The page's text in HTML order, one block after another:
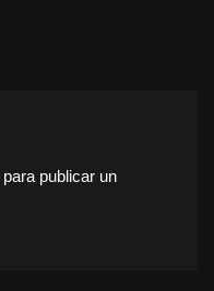
para publicar un